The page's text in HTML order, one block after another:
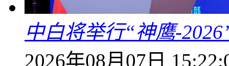
中白将举行“神鹰-
2026年08月07日